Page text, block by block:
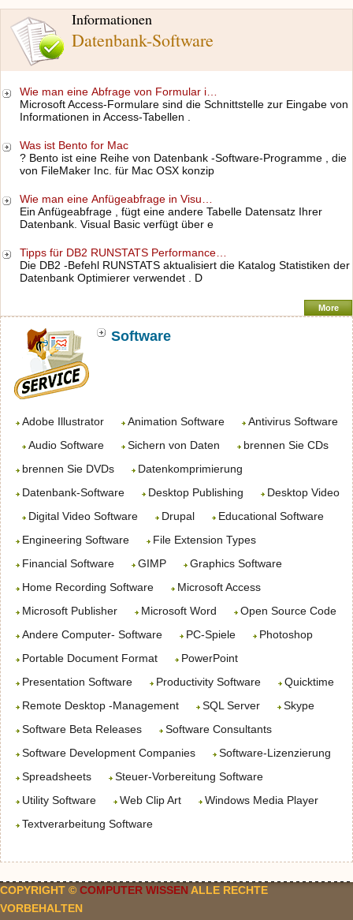
Informationen
Datenbank-Software
Wie man eine Abfrage von Formular i…
Microsoft Access-Formulare sind die Schnittstelle zur Eingabe von
Informationen in Access-Tabellen .
Was ist Bento for Mac
? Bento ist eine Reihe von Datenbank -Software-Programme , die
von FileMaker Inc. für Mac OSX konzip
Wie man eine Anfügeabfrage in Visu…
Ein Anfügeabfrage , fügt eine andere Tabelle Datensatz Ihrer
Datenbank. Visual Basic verfügt über e
Tipps für DB2 RUNSTATS Performance…
Die DB2 -Befehl RUNSTATS aktualisiert die Katalog Statistiken der
Datenbank Optimierer verwendet . D
More
Software
Adobe Illustrator Animation Software
Antivirus Software
Audio Software
Sichern von Daten
brennen Sie CDs
brennen Sie DVDs
Datenkomprimierung
Datenbank-Software
Desktop Publishing
Desktop Video
Digital Video Software
Drupal
Educational Software
Engineering Software
File Extension Types
Financial Software
GIMP
Graphics Software
Home Recording Software
Microsoft Access
Microsoft Publisher
Microsoft Word
Open Source Code
Andere Computer- Software
PC-Spiele
Photoshop
Portable Document Format
PowerPoint
Presentation Software
Productivity Software
Quicktime
Remote Desktop -Management
SQL Server
Skype
Software Beta Releases
Software Consultants
Software Development Companies
Software-Lizenzierung
Spreadsheets
Steuer-Vorbereitung Software
Utility Software
Web Clip Art
Windows Media Player
Textverarbeitung Software
COPYRIGHT © COMPUTER WISSEN ALLE RECHTE
VORBEHALTEN